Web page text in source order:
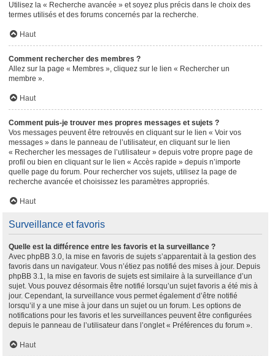
Utilisez la « Recherche avancée » et soyez plus précis dans le choix des
termes utilisés et des forums concernés par la recherche.
Haut
Comment rechercher des membres ?
Allez sur la page « Membres », cliquez sur le lien « Rechercher un
membre ».
Haut
Comment puis-je trouver mes propres messages et sujets ?
Vos messages peuvent être retrouvés en cliquant sur le lien « Voir vos
messages » dans le panneau de l’utilisateur, en cliquant sur le lien
« Rechercher les messages de l’utilisateur » depuis votre propre page de
profil ou bien en cliquant sur le lien « Accès rapide » depuis n’importe
quelle page du forum. Pour rechercher vos sujets, utilisez la page de
recherche avancée et choisissez les paramètres appropriés.
Haut
Surveillance et favoris
Quelle est la différence entre les favoris et la surveillance ?
Avec phpBB 3.0, la mise en favoris de sujets s’apparentait à la gestion des
favoris dans un navigateur. Vous n’étiez pas notifié des mises à jour. Depuis
phpBB 3.1, la mise en favoris de sujets est similaire à la surveillance d’un
sujet. Vous pouvez désormais être notifié lorsqu’un sujet favoris a été mis à
jour. Cependant, la surveillance vous permet également d’être notifié
lorsqu’il y a une mise à jour dans un sujet ou un forum. Les options de
notifications pour les favoris et les surveillances peuvent être configurées
depuis le panneau de l’utilisateur dans l’onglet « Préférences du forum ».
Haut